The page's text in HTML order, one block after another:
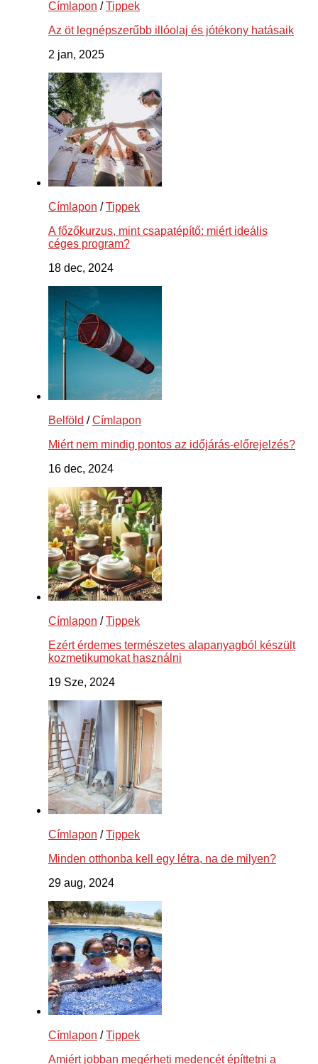
Címlapon /Tippek
Az öt legnépszerűbb illóolaj és jótékony hatásaik
2 jan, 2025
Címlapon /Tippek
A főzőkurzus, mint csapatépítő: miért ideális
céges program?
18 dec, 2024
Belföld /Címlapon
Miért nem mindig pontos az időjárás-előrejelzés?
16 dec, 2024
Címlapon /Tippek
Ezért érdemes természetes alapanyagból készült
kozmetikumokat használni
19 Sze, 2024
Címlapon /Tippek
Minden otthonba kell egy létra, na de milyen?
29 aug, 2024
Címlapon /Tippek
Amiért jobban megérheti medencét építtetni a